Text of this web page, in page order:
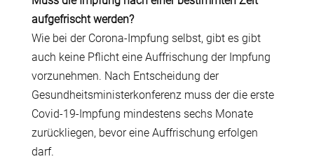
aufgefrischt werden?
Wie bei der Corona-Impfung selbst, gibt es gibt
auch keine Pflicht eine Auffrischung der Impfung
vorzunehmen. Nach Entscheidung der
Gesundheitsministerkonferenz muss der die erste
Covid-19-Impfung mindestens sechs Monate
zurückliegen, bevor eine Auffrischung erfolgen
darf.